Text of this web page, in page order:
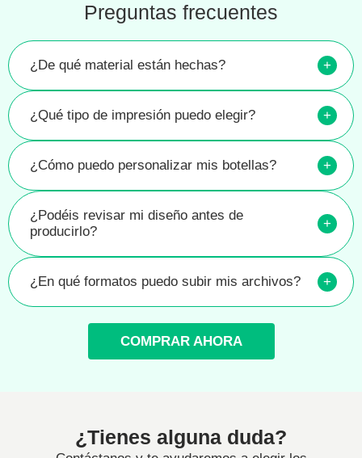
Preguntas frecuentes
¿De qué material están hechas? +
¿Qué tipo de impresión puedo elegir? +
¿Cómo puedo personalizar mis botellas? +
¿Podéis revisar mi diseño antes de
producirlo?
+
¿En qué formatos puedo subir mis archivos? +
COMPRAR AHORA
¿Tienes alguna duda?